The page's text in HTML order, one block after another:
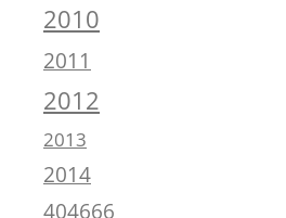
2010
2011
2012
2013
2014
404666